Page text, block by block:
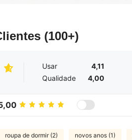
(100+)
Usar
4,11
Qualidade
4,00
roupa de dormir (2) novos anos (1)